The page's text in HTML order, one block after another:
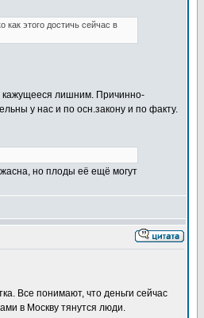
этого достичь сейчас в
кажущееся лишним. Причинно-
у нас и по осн.закону и по факту.
но плоды её ещё могут
Все понимают, что деньги сейчас
в Москву тянутся люди.